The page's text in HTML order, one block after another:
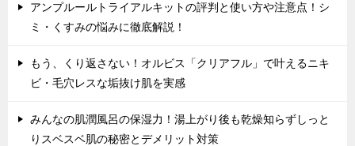
アンプルールトライアルキットの評判と使い方や注意点！シ
ミ・くすみの悩みに徹底解説！
もう、くり返さない！オルビス「クリアフル」で叶えるニキ
ビ・毛穴レスな垢抜け肌を実感
みんなの肌潤風呂の保湿力！湯上がり後も乾燥知らずしっと
りスベスベ肌の秘密とデメリット対策